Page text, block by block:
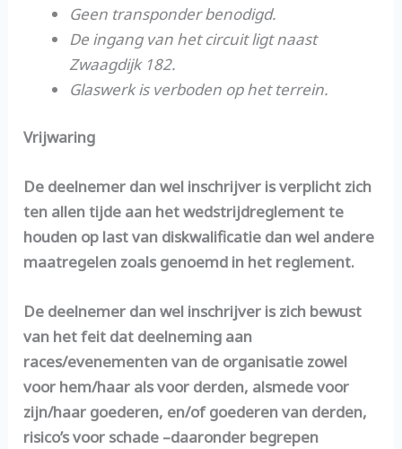
Geen transponder benodigd.
De ingang van het circuit ligt naast
Zwaagdijk 182.
Glaswerk is verboden op het terrein.
Vrijwaring
De deelnemer dan wel inschrijver is verplicht zich
ten allen tijde aan het wedstrijdreglement te
houden op last van diskwalificatie dan wel andere
maatregelen zoals genoemd in het reglement.
De deelnemer dan wel inschrijver is zich bewust
van het feit dat deelneming aan
races/evenementen van de organisatie zowel
voor hem/haar als voor derden, alsmede voor
zijn/haar goederen, en/of goederen van derden,
risico’s voor schade –daaronder begrepen